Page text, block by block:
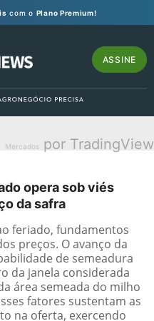
com o Plano Premium!
ASSINE
Mercados por TradingView
opera sob viés
da safra
feriado, fundamentos
preços. O avanço da
de semeadura
da janela considerada
área semeada do milho
fatores sustentam as
na oferta, exercendo